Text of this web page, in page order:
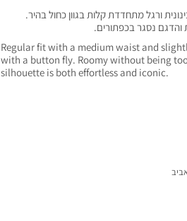
ורגל מתחדדת קלות בגוון כחול בהיר.
והדגם נסגר בכפתורים.
Regular fit with a medium waist and
with a button fly. Roomy without being
silhouette is both effortless and iconic.